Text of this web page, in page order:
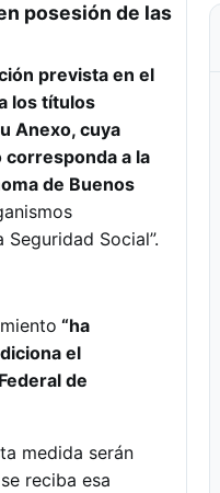
posesión de las
prevista en el
los títulos
Anexo, cuya
corresponda a la
de Buenos
Social”.
“ha
el
de
medida serán
reciba esa